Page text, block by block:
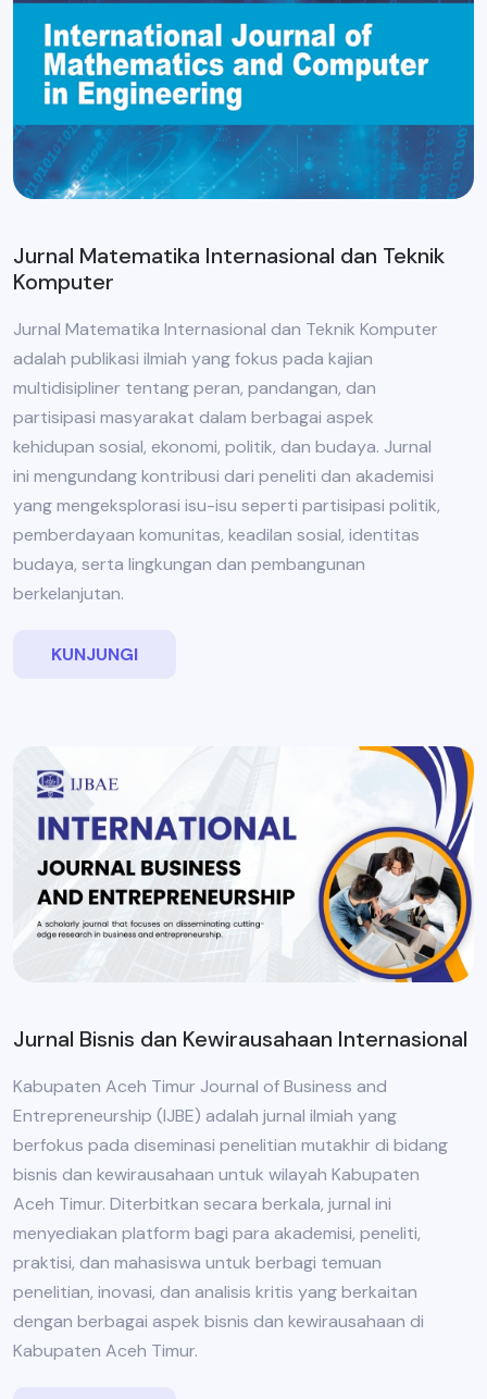
Jurnal Matematika Internasional dan Teknik
Komputer
Jurnal Matematika Internasional dan Teknik Komputer
adalah publikasi ilmiah yang fokus pada kajian
multidisipliner tentang peran, pandangan, dan
partisipasi masyarakat dalam berbagai aspek
kehidupan sosial, ekonomi, politik, dan budaya. Jurnal
ini mengundang kontribusi dari peneliti dan akademisi
yang mengeksplorasi isu-isu seperti partisipasi politik,
pemberdayaan komunitas, keadilan sosial, identitas
budaya, serta lingkungan dan pembangunan
berkelanjutan.
KUNJUNGI
Jurnal Bisnis dan Kewirausahaan Internasional
Kabupaten Aceh Timur Journal of Business and
Entrepreneurship (IJBE) adalah jurnal ilmiah yang
berfokus pada diseminasi penelitian mutakhir di bidang
bisnis dan kewirausahaan untuk wilayah Kabupaten
Aceh Timur. Diterbitkan secara berkala, jurnal ini
menyediakan platform bagi para akademisi, peneliti,
praktisi, dan mahasiswa untuk berbagi temuan
penelitian, inovasi, dan analisis kritis yang berkaitan
dengan berbagai aspek bisnis dan kewirausahaan di
Kabupaten Aceh Timur.